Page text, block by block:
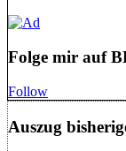
Folge mir auf
Follow
Auszug